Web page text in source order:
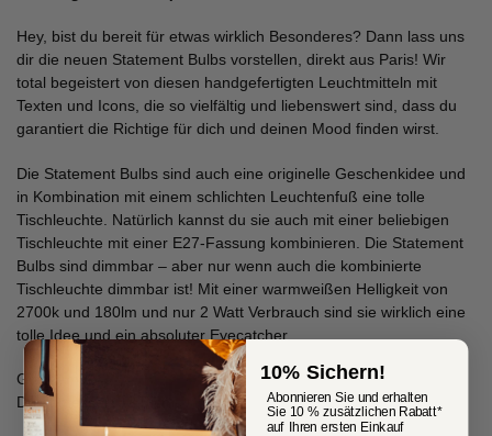
Hey, bist du bereit für etwas wirklich Besonderes? Dann lass uns
dir die neuen Statement Bulbs vorstellen, direkt aus Paris! Wir
total begeistert von diesen handgefertigten Leuchtmitteln mit
Texten und Icons, die so vielfältig und liebenswert sind, dass du
garantiert die Richtige für dich und deinen Mood finden wirst.
Die Statement Bulbs sind auch eine originelle Geschenkidee und
in Kombination mit einem schlichten Leuchtenfuß eine tolle
Tischleuchte. Natürlich kannst du sie auch mit einer beliebigen
Tischleuchte mit einer E27-Fassung kombinieren. Die Statement
Bulbs sind dimmbar – aber nur wenn auch die kombinierte
Tischleuchte dimmbar ist! Mit einer warmweißen Helligkeit von
2700k und 180lm und nur 2 Watt Verbrauch sind sie wirklich eine
tolle Idee und ein absoluter Eyecatcher.
Glas: Amber
Durchmesser: 12,5 cm
10% Sichern!
Abonnieren Sie und erhalten
Sie 10 % zusätzlichen Rabatt*
auf Ihren ersten Einkauf